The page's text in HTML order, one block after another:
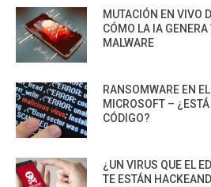
MUTACIÓN EN VIVO
CÓMO LA IA
MALWARE
RANSOMWARE EN
MICROSOFT –
CÓDIGO?
¿UN VIRUS QUE EL
TE ESTÁN